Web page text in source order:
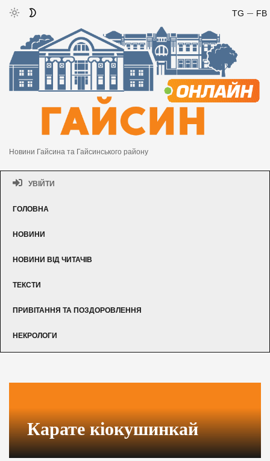
FB
TG
Новини Гайсина та Гайсинського району
УВІЙТИ
ГОЛОВНА
НОВИНИ
НОВИНИ ВІД ЧИТАЧІВ
ТЕКСТИ
ПРИВІТАННЯ ТА ПОЗДОРОВЛЕННЯ
НЕКРОЛОГИ
Карате кіокушинкай